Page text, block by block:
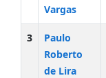
Vargas
3
Paulo
Roberto
de Lira